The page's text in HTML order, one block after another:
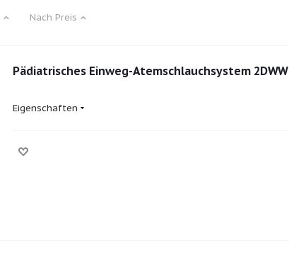
Nach Preis
Pädiatrisches Einweg-Atemschlauchsystem 2DWW
Eigenschaften